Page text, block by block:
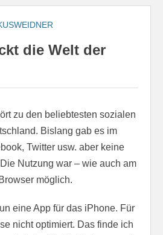
die Welt der
zu den beliebtesten sozialen
Bislang gab es im
Twitter usw. aber keine
Nutzung war – wie auch am
möglich.
eine App für das iPhone. Für
nicht optimiert. Das finde ich